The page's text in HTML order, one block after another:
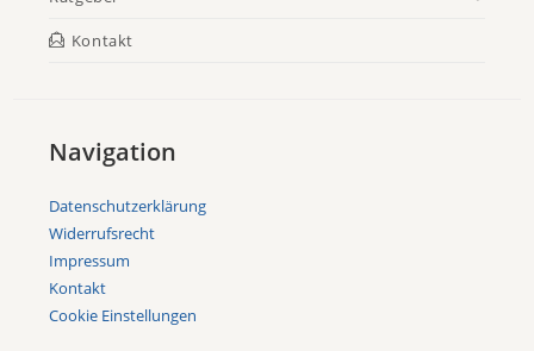
Kontakt
Navigation
Datenschutzerklärung
Widerrufsrecht
Impressum
Kontakt
Cookie Einstellungen